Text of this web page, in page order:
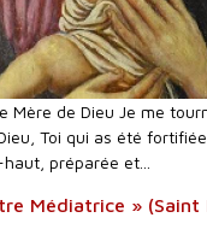
Mère de Dieu Je me
Toi qui as été
préparée et...
Médiatrice » (Saint